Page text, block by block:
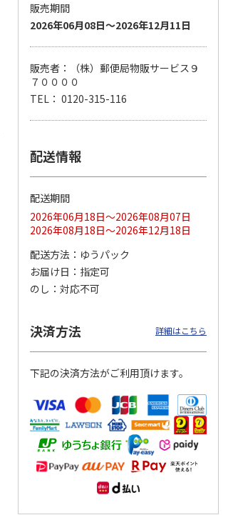
ドジャース 大谷翔
平 日本人最多53試
合連続出塁記念 シ
ル…
17,000円
(送料・税込)
谷翔平 2026 NL 3・
4月投手…
販売期間
2026年06月08日～2026年12月11日
販売者：（株）郵便局物販サービス９
７００００
TEL： 0120-315-116
配送情報
配送期間
2026年06月18日～2026年08月07日
2026年08月18日～2026年12月18日
配送方法
ゆうパック
お届け日
指定可
のし
対応不可
決済方法 詳細はこちら
下記の決済方法がご利用頂けます。